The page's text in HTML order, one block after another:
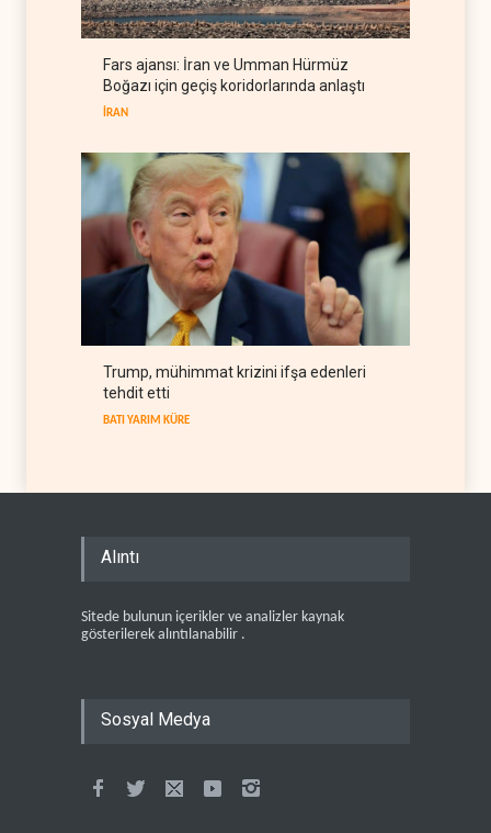
arıyor
LÜBNAN 06 Ağustos 2026
BM yetkilisinden İsrail'e gizli
belge akışı
Fars ajansı: İran ve Umman Hürmüz
Boğazı için geçiş koridorlarında anlaştı
İRAN
Trump, mühimmat krizini ifşa edenleri
tehdit etti
BATI YARIM KÜRE
Alıntı
Sitede bulunun içerikler ve analizler kaynak
gösterilerek alıntılanabilir .
Sosyal Medya